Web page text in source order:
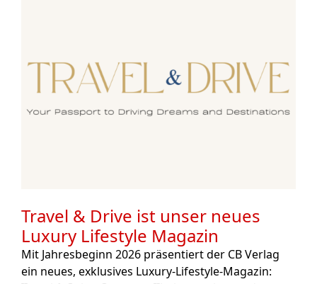
Travel & Drive ist unser neues
Luxury Lifestyle Magazin
Mit Jahresbeginn 2026 präsentiert der CB Verlag
ein neues, exklusives Luxury-Lifestyle-Magazin: